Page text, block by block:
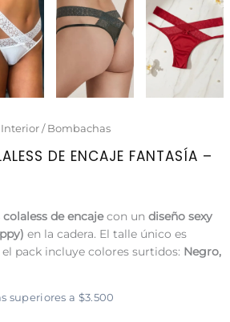
Interior/ Bombachas
DE ENCAJE FANTASÍA –
de encajecon un diseño sexy
en la cadera. El talle único es
pack incluye colores surtidos: Negro,
superiores a $3.500